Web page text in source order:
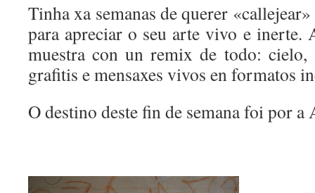
Tinha xa semanas de querer
para apreciar o seu arte vivo e inerte.
muestra con un remix de todo: cielo,
grafitis e mensaxes vivos en formatos
O destino deste fin de semana foi por a